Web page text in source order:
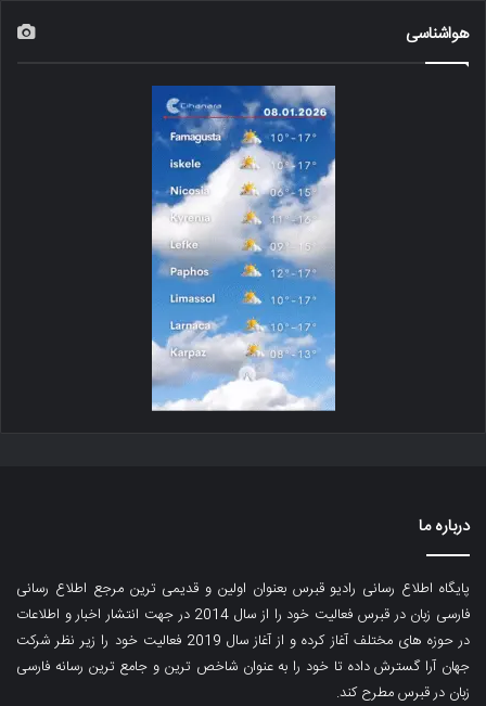
هواشناسی
درباره ما
پایگاه اطلاع رسانی رادیو قبرس بعنوان اولین و قدیمی ترین مرجع اطلاع رسانی
فارسی زبان در قبرس فعالیت خود را از سال 2014 در جهت انتشار اخبار و اطلاعات
در حوزه های مختلف آغاز کرده و از آغاز سال 2019 فعالیت خود را زیر نظر شرکت
جهان آرا گسترش داده تا خود را به عنوان شاخص ترین و جامع ترین رسانه فارسی
زبان در قبرس مطرح کند.